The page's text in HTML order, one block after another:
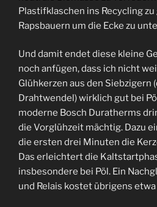
Plastifklaschen ins Recycling zu
Rapsbauern um die Ecke zu
Und damit endet diese kleine
noch anfügen, dass ich nicht
Glühkerzen aus den Siebzigern
Drahtwendel) wirklich gut bei
moderne Bosch Duratherms
die Vorglühzeit mächtig. Dazu
die ersten drei Minuten die
Das erleichtert die
insbesondere bei Pöl. Ein
und Relais kostet übrigens